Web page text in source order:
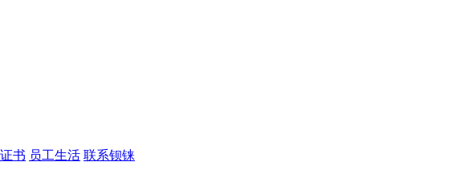
书 员工生活 联系钡铼